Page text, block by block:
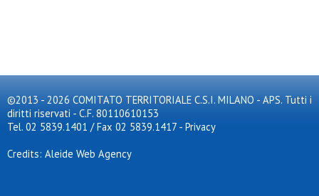
©2013 - 2026 COMITATO TERRITORIALE C.S.I. MILANO - APS. Tutti i
diritti riservati - C.F. 80110610153
Tel. 02 5839.1401 / Fax 02 5839.1417 - Privacy
Credits: Aleide Web Agency